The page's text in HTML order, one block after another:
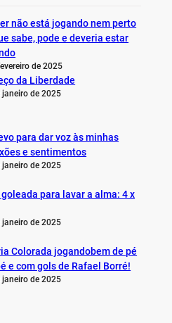
não está jogando nem perto
sabe, pode e deveria estar
de 2025
da Liberdade
janeiro de 2025
para dar voz às minhas
e sentimentos
janeiro de 2025
goleada para lavar a alma: 4 x
janeiro de 2025
Colorada jogandobem de pé
e com gols de Rafael Borré!
janeiro de 2025